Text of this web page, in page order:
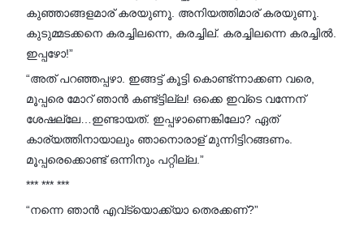
കുഞ്ഞാങ്ങളമാര് കരയുണൂ. അനിയത്തിമാര് കരയുണൂ.
കുടുമ്മടക്കനെ കരച്ചിലന്നെ, കരച്ചില്. കരച്ചിലന്നെ കരച്ചിൽ.
ഇപ്പഴോ!”
“അത് പറഞ്ഞപ്പഴാ. ഇങ്ങട്ട് കൂട്ടി കൊണ്ട്ന്നാക്കണ വരെ,
മൂപ്പരെ മോറ് ഞാൻ കണ്ട്ട്ടില്ല! ഒക്കെ ഇവ്ടെ വന്നേന്
ശേഷല്ലേ…ഇണ്ടായത്. ഇപ്പഴാണെങ്കിലോ? ഏത്
കാര്യത്തിനായാലും ഞാനൊരാള് മുന്നിട്ടിറങ്ങണം.
മൂപ്പരെക്കൊണ്ട് ഒന്നിനും പറ്റില്ല.”
*** *** ***
“നന്നെ ഞാൻ എവ്ട്യൊക്ക്യാ തെരക്കണ്?”